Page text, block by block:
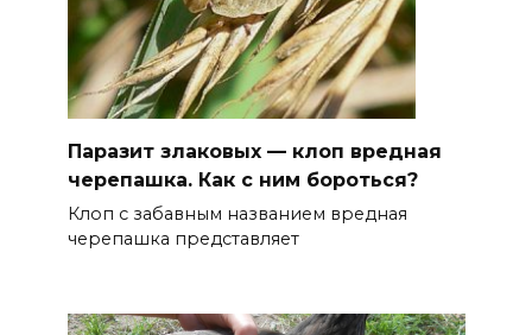
Паразит злаковых — клоп вредная
черепашка. Как с ним бороться?
Клоп с забавным названием вредная
черепашка представляет